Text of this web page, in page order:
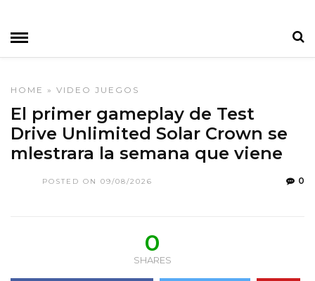
HOME » VIDEO JUEGOS
El primer gameplay de Test
Drive Unlimited Solar Crown se
mlestrara la semana que viene
POSTED ON 09/08/2026 0
0
SHARES